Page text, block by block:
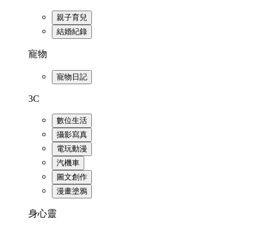
親子育兒
結婚紀錄
寵物
寵物日記
3C
數位生活
攝影寫真
電玩動漫
汽機車
圖文創作
漫畫塗鴉
身心靈